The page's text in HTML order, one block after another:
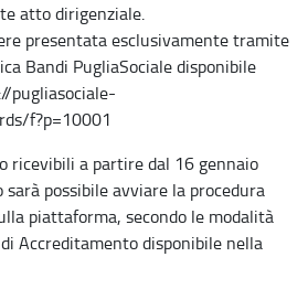
atto dirigenziale.
presentata esclusivamente tramite
Bandi PugliaSociale disponibile
pugliasociale-
f?p=10001
ricevibili a partire dal 16 gennaio
possibile avviare la procedura
piattaforma, secondo le modalità
Accreditamento disponibile nella